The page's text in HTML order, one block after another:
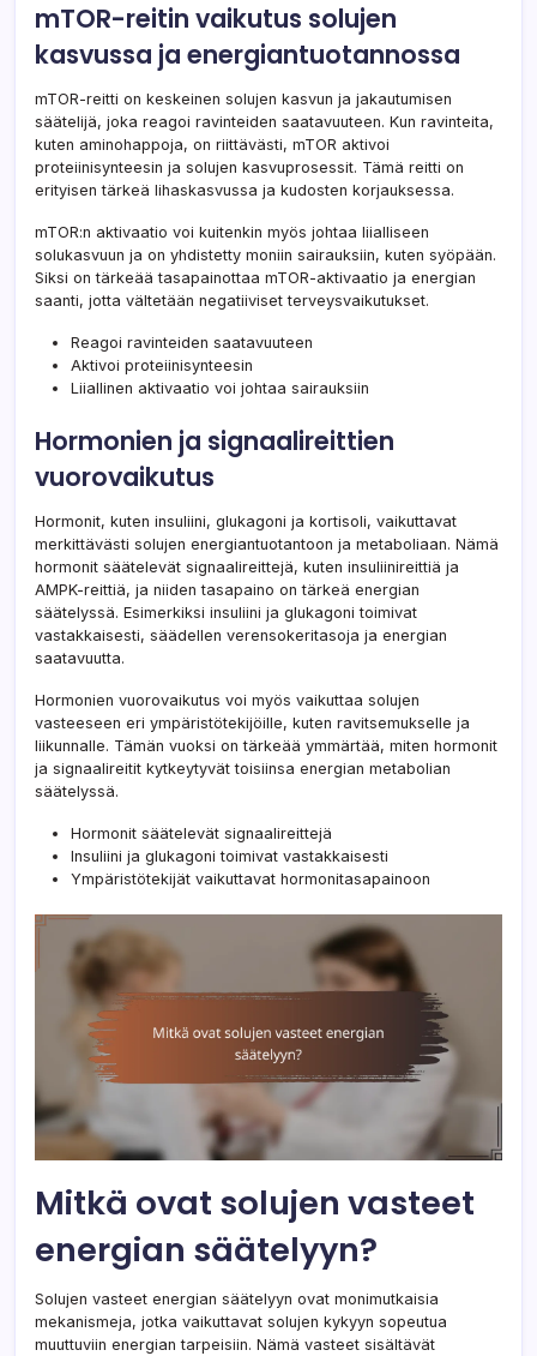
mTOR-reitin vaikutus solujen
kasvussa ja energiantuotannossa
mTOR-reitti on keskeinen solujen kasvun ja jakautumisen
säätelijä, joka reagoi ravinteiden saatavuuteen. Kun ravinteita,
kuten aminohappoja, on riittävästi, mTOR aktivoi
proteiinisynteesin ja solujen kasvuprosessit. Tämä reitti on
erityisen tärkeä lihaskasvussa ja kudosten korjauksessa.
mTOR:n aktivaatio voi kuitenkin myös johtaa liialliseen
solukasvuun ja on yhdistetty moniin sairauksiin, kuten syöpään.
Siksi on tärkeää tasapainottaa mTOR-aktivaatio ja energian
saanti, jotta vältetään negatiiviset terveysvaikutukset.
Reagoi ravinteiden saatavuuteen
Aktivoi proteiinisynteesin
Liiallinen aktivaatio voi johtaa sairauksiin
Hormonien ja signaalireittien
vuorovaikutus
Hormonit, kuten insuliini, glukagoni ja kortisoli, vaikuttavat
merkittävästi solujen energiantuotantoon ja metaboliaan. Nämä
hormonit säätelevät signaalireittejä, kuten insuliinireittiä ja
AMPK-reittiä, ja niiden tasapaino on tärkeä energian
säätelyssä. Esimerkiksi insuliini ja glukagoni toimivat
vastakkaisesti, säädellen verensokeritasoja ja energian
saatavuutta.
Hormonien vuorovaikutus voi myös vaikuttaa solujen
vasteeseen eri ympäristötekijöille, kuten ravitsemukselle ja
liikunnalle. Tämän vuoksi on tärkeää ymmärtää, miten hormonit
ja signaalireitit kytkeytyvät toisiinsa energian metabolian
säätelyssä.
Hormonit säätelevät signaalireittejä
Insuliini ja glukagoni toimivat vastakkaisesti
Ympäristötekijät vaikuttavat hormonitasapainoon
Mitkä ovat solujen vasteet
energian säätelyyn?
Solujen vasteet energian säätelyyn ovat monimutkaisia
mekanismeja, jotka vaikuttavat solujen kykyyn sopeutua
muuttuviin energian tarpeisiin. Nämä vasteet sisältävät